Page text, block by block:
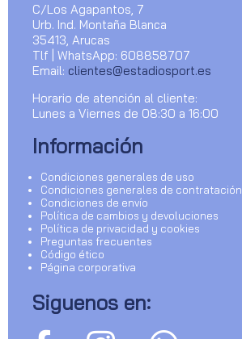
C/Los Agapantos, 7
Urb. Ind. Montaña Blanca
35413, Arucas
Tlf | WhatsApp: 608858707
Email: clientes@estadiosport.es
Horario de atención al cliente:
Lunes a Viernes de 08:30 a 16:00
Información
Condiciones generales de uso
Condiciones generales de contratación
Condiciones de envío
Política de cambios y devoluciones
Política de privacidad y cookies
Preguntas frecuentes
Código ético
Página corporativa
Siguenos en: